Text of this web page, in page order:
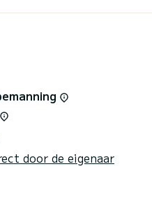
door de eigenaar